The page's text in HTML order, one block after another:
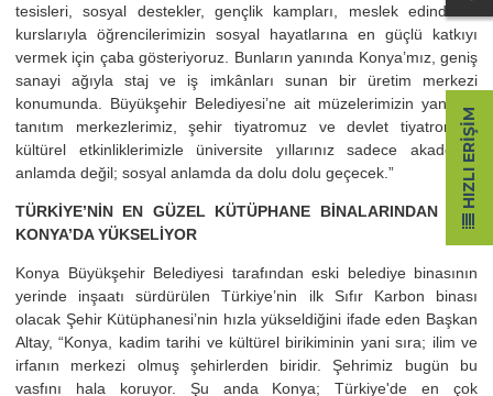
tesisleri, sosyal destekler, gençlik kampları, meslek edindirme
kurslarıyla öğrencilerimizin sosyal hayatlarına en güçlü katkıyı
vermek için çaba gösteriyoruz. Bunların yanında Konya’mız, geniş
sanayi ağıyla staj ve iş imkânları sunan bir üretim merkezi
konumunda. Büyükşehir Belediyesi’ne ait müzelerimizin yanında
tanıtım merkezlerimiz, şehir tiyatromuz ve devlet tiyatromuz,
kültürel etkinliklerimizle üniversite yıllarınız sadece akademik
anlamda değil; sosyal anlamda da dolu dolu geçecek.”
TÜRKİYE’NİN EN GÜZEL KÜTÜPHANE BİNALARINDAN BİRİ
KONYA’DA YÜKSELİYOR
Konya Büyükşehir Belediyesi tarafından eski belediye binasının
yerinde inşaatı sürdürülen Türkiye’nin ilk Sıfır Karbon binası
olacak Şehir Kütüphanesi’nin hızla yükseldiğini ifade eden Başkan
Altay, “Konya, kadim tarihi ve kültürel birikiminin yani sıra; ilim ve
irfanın merkezi olmuş şehirlerden biridir. Şehrimiz bugün bu
vasfını hala koruyor. Şu anda Konya; Türkiye'de en çok
HIZLI ERIŞIM